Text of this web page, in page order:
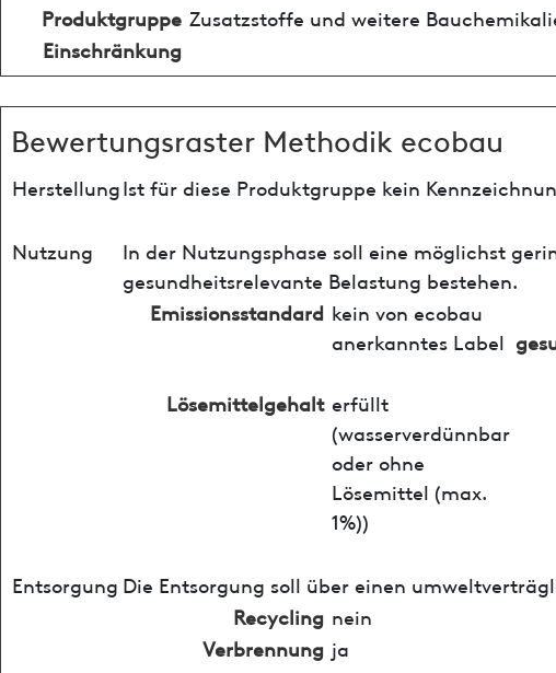
Produktgruppe Zusatzstoffe und weitere
Einschränkung
Bewertungsraster Methodik ecobau
HerstellungIst für diese Produktgruppe kein
Nutzung
In der Nutzungsphase soll eine möglichst
gesundheitsrelevante Belastung bestehen.
Emissionsstandard kein von ecobau
anerkanntes Label
Lösemittelgehalt erfüllt
(wasserverdünnbar
oder ohne
Lösemittel (max.
1%))
Entsorgung Die Entsorgung soll über einen
Recycling nein
Verbrennung ja